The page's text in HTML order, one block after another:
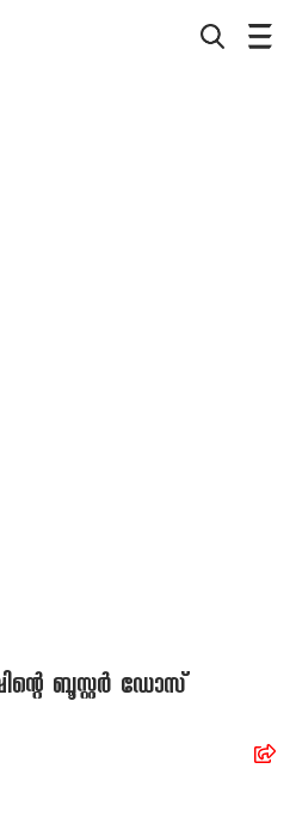
ബൂസ്റ്റർ ഡോസ്